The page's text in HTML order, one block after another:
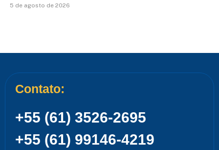
5 de agosto de 2026
Contato:
+55 (61) 3526-2695
+55 (61) 99146-4219